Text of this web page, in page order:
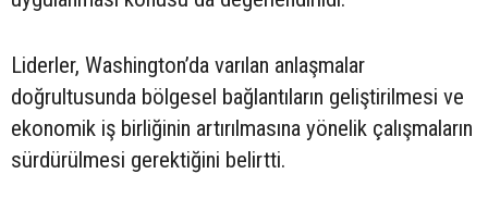
Liderler, Washington’da varılan anlaşmalar
doğrultusunda bölgesel bağlantıların geliştirilmesi ve
ekonomik iş birliğinin artırılmasına yönelik çalışmaların
sürdürülmesi gerektiğini belirtti.